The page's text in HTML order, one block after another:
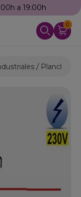
a 19:00h
0
Planchas